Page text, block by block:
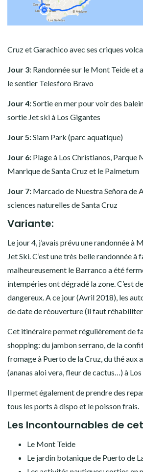
Cruz et Garachico avec ses criques
Jour 3: Randonnée sur le Mont Teide et
le sentier Telesforo Bravo
Jour 4:Sortie en mer pour voir des
sortie Jet ski à Los Gigantes
Jour 5:Siam Park (parc aquatique)
Jour 6: Plage à Los Christianos, Parque
Manrique de Santa Cruz et le Palmetum
Jour 7: Marcado de Nuestra Señora de
sciences naturelles de Santa Cruz
Variante:
Le jour 4, j’avais prévu une randonnée à
Jet Ski. C’est une très belle randonnée à
malheureusement le Barranco a été
intempéries ont dégradé la zone. C’est
dangereux. A ce jour (Avril 2018), les
de date de réouverture (il faut
Cet itinéraire permet régulièrement de
shopping: du jambon serrano, de la
fromage à Puerto de la Cruz, du thé aux
(ananas aloi vera, fleur de cactus…) à
Il permet également de prendre des
tous les ports à dispo et le poisson frais.
Les Incontournables de
Le Mont Teide
Le jardin botanique de Puerto de